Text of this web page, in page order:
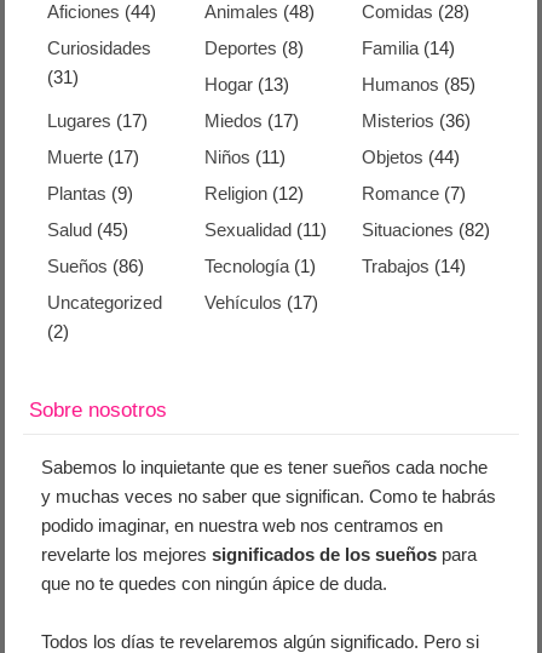
Aficiones (44) Animales (48) Comidas (28)
Curiosidades
(31)
Deportes (8) Familia(14)
Hogar (13) Humanos (85)
Lugares (17) Miedos (17) Misterios (36)
Muerte (17) Niños (11) Objetos (44)
Plantas (9) Religion (12) Romance(7)
Salud (45) Sexualidad (11) Situaciones (82)
Sueños (86) Tecnología (1) Trabajos (14)
Uncategorized
(2)
Vehículos (17)
Sobre nosotros
Sabemos lo inquietante que es tener sueños cada noche
y muchas veces no saber que significan. Como te habrás
podido imaginar, en nuestra web nos centramos en
revelarte los mejoressignificados de los sueños para
que no te quedes con ningún ápice de duda.
Todos los días te revelaremos algún significado. Pero si